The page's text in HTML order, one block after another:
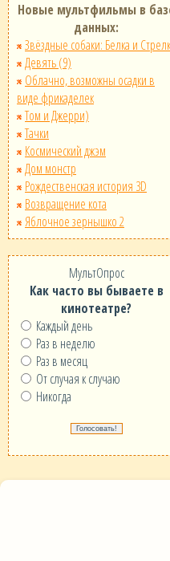
Новые мультфильмы в
данных:
Звёздные собаки: Белка и
Девять (9)
Облачно, возможны осадки в
виде фрикаделек
Том и Джерри)
Тачки
Космический джэм
Дом монстр
Рождественская история 3D
Возвращение кота
Яблочное зернышко 2
МультОпрос
Как часто вы бываете в
кинотеатре?
Каждый день
Раз в неделю
Раз в месяц
От случая к случаю
Никогда